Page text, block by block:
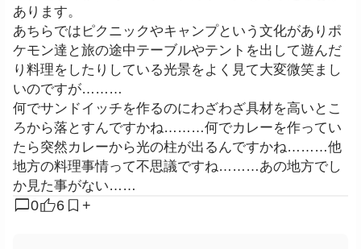
あります。
あちらではピクニックやキャンプという文化がありポ
ケモン達と旅の途中テーブルやテントを出して遊んだ
り料理をしたりしている光景をよく見て大変微笑まし
いのですが………
何でサンドイッチを作るのにわざわざ具材を高いとこ
ろから落とすんですかね………何でカレーを作ってい
たら突然カレーから光の柱が出るんですかね………他
地方の料理事情って不思議ですね………あの地方でし
か見た事がない……
chat_bubble0 6 +